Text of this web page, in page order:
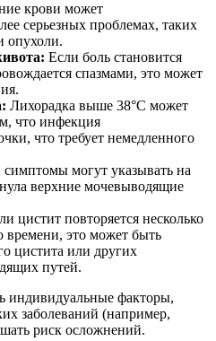
крови может
серьезных проблемах, таких
опухоли.
Если боль становится
спазмами, это может
Лихорадка выше 38°C может
что инфекция
что требует немедленного
могут указывать на
верхние мочевыводящие
цистит повторяется несколько
времени, это может быть
цистита или других
путей.
индивидуальные факторы,
заболеваний (например,
риск осложнений.